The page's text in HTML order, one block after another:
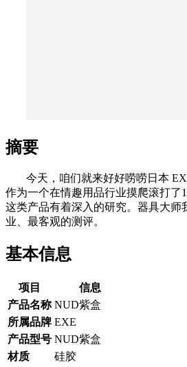
摘要
今天，咱们就来好好唠唠日本
作为一个在情趣用品行业摸爬滚打了
这类产品有着深入的研究。器具大师
业、最客观的测评。
基本信息
项目
信息
产品名称 NUD紫盒
所属品牌 EXE
产品型号 NUD紫盒
材质
硅胶